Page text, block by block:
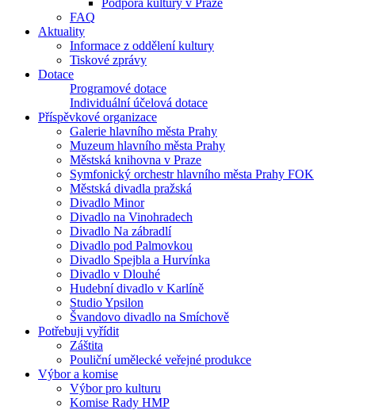
Podpora kultury v Praze
FAQ
Aktuality
Informace z oddělení kultury
Tiskové zprávy
Dotace
Programové dotace
Individuální účelová dotace
Příspěvkové organizace
Galerie hlavního města Prahy
Muzeum hlavního města Prahy
Městská knihovna v Praze
Symfonický orchestr hlavního města Prahy FOK
Městská divadla pražská
Divadlo Minor
Divadlo na Vinohradech
Divadlo Na zábradlí
Divadlo pod Palmovkou
Divadlo Spejbla a Hurvínka
Divadlo v Dlouhé
Hudební divadlo v Karlíně
Studio Ypsilon
Švandovo divadlo na Smíchově
Potřebuji vyřídit
Záštita
Pouliční umělecké veřejné produkce
Výbor a komise
Výbor pro kulturu
Komise Rady HMP